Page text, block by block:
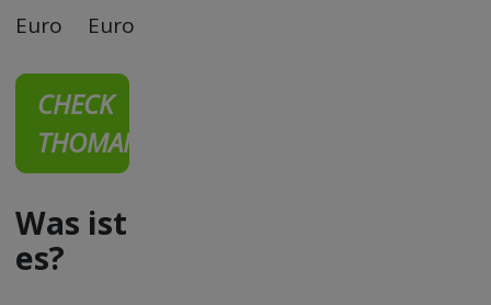
Euro
Euro
CHECK
THOMANN
Was ist
es?